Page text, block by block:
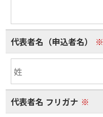
代表者名（申込者名） ※
代表者名 フリガナ ※